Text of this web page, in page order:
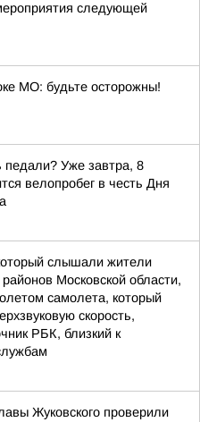
следующей
МО: будьте осторожны!
педали? Уже завтра, 8
велопробег в честь Дня
слышали жители
Московской области,
самолета, который
скорость,
РБК, близкий к
Жуковского проверили